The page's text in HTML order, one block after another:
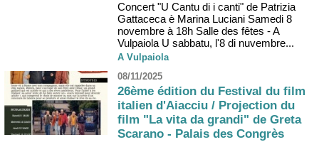
Concert "U Cantu di i canti" de Patrizia
Gattaceca è Marina Luciani Samedi 8
novembre à 18h Salle des fêtes - A
Vulpaiola U sabbatu, l'8 di nuvembre...
A Vulpaiola
08/11/2025
26ème édition du Festival du film
italien d'Aiacciu / Projection du
film "La vita da grandi" de Greta
Scarano - Palais des Congrès